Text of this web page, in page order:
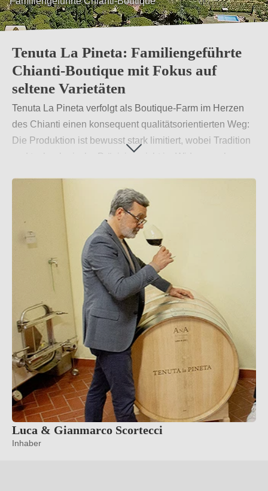
Tenuta La Pineta: Familiengeführte
Chianti-Boutique mit Fokus auf
seltene Varietäten
Tenuta La Pineta verfolgt als Boutique-Farm im Herzen
des Chianti einen konsequent qualitätsorientierten Weg:
Die Produktion ist bewusst stark limitiert, wobei Tradition
und technologische Präzision nicht im Widerspruch,
Dieses Selbstverständnis prägt die gesamte Ausrichtung
des Weinguts – vom Weinberg bis zur Abfüllung.
Weiterlesen
Luca & Gianmarco Scortecci
Inhaber